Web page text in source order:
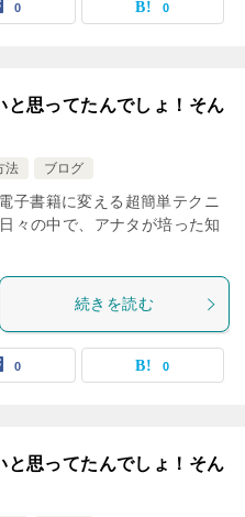
0 0
思ってたんでしょ！そん
法 ブログ
子書籍に変える超簡単テクニ
の中で、アナタが培った知
続きを読む
0 0
思ってたんでしょ！そん